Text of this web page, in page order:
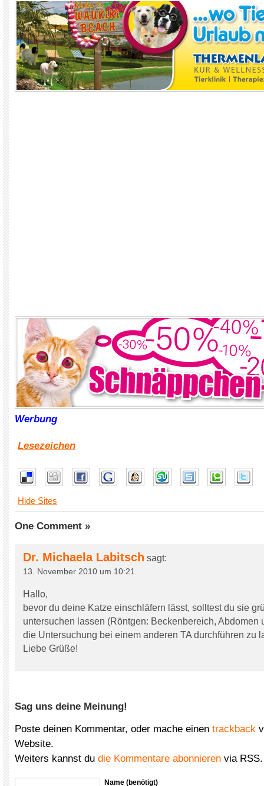
Werbung
Lesezeichen
Hide Sites
One Comment »
Dr. Michaela Labitsch sagt:
13. November 2010 um 10:21
Hallo,
bevor du deine Katze einschläfern lässt, solltest du sie
untersuchen lassen (Röntgen: Beckenbereich, Abdomen
die Untersuchung bei einem anderen TA durchführen zu
Liebe Grüße!
Sag uns deine Meinung!
Poste deinen Kommentar, oder mache einen trackback
Website.
Weiters kannst du die Kommentare abonnieren via RSS.
Name (benötigt)